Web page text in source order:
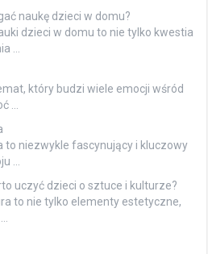
naukę dzieci w domu?
dzieci w domu to nie tylko kwestia
…
który budzi wiele emocji wśród
…
to niezwykle fascynujący i kluczowy
…
uczyć dzieci o sztuce i kulturze?
to nie tylko elementy estetyczne,